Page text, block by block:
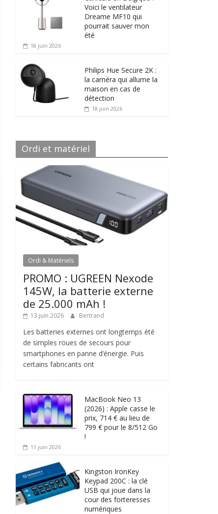
Voici le ventilateur
Dreame MF10 qui
pourrait sauver mon
été
18 juin 2026
Philips Hue Secure 2K :
la caméra qui allume la
maison en cas de
détection
18 juin 2026
Ordi et matériel
Ordi & Matériels
PROMO : UGREEN Nexode
145W, la batterie externe
de 25.000 mAh !
13 juin 2026 Bertrand
Les batteries externes ont longtemps été
de simples roues de secours pour
smartphones en panne d’énergie. Puis
certains fabricants ont
MacBook Neo 13
(2026) : Apple casse le
prix, 714 € au lieu de
799 € pour le 8/512 Go
!
11 juin 2026
Kingston IronKey
Keypad 200C : la clé
USB qui joue dans la
cour des forteresses
numériques